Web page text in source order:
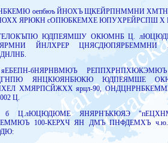
оепбюъ ЙНОХЪ ЩКЕЙРПНММНИ
ЯРЮКН сОПЮБКЕМХЕ ЮПУХРЕЙРСПШ
ЮДПЕЯМШУ ОКЮМНБ Ц.
ЙНЛХРЕР
бНЯРНВМЮЪ
ЯНЦКЮЯНБЮКЮ ЮДПЕЯМШЕ
ХМЯРПСЙЖХХ ярцл-90,
Ц.
б Ц.лЮЦЮДЮМЕ ЯНЯРНЪКЮЯЭ
100-КЕРХЧ ЯН ДМЪ ПНФДЕМХЪ